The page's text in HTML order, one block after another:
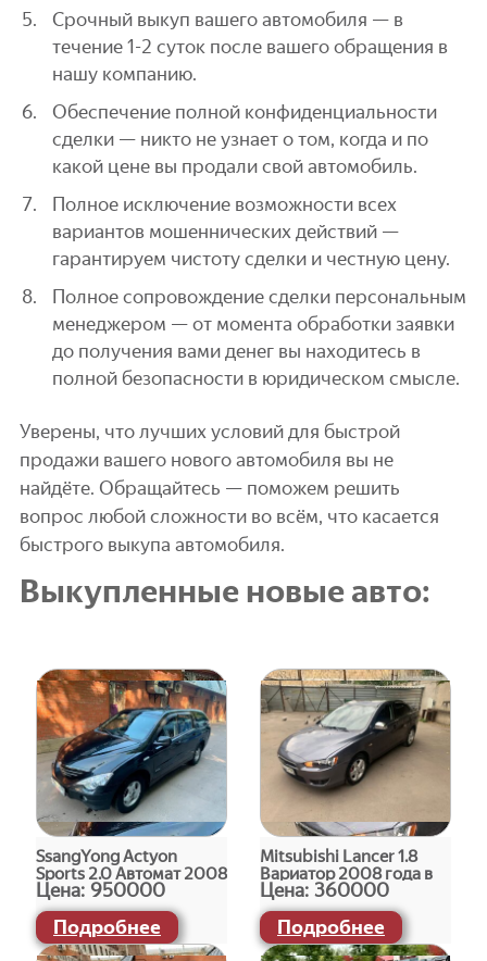
Срочный выкуп вашего автомобиля — в
течение 1-2 суток после вашего обращения в
нашу компанию.
Обеспечение полной конфиденциальности
сделки — никто не узнает о том, когда и по
какой цене вы продали свой автомобиль.
Полное исключение возможности всех
вариантов мошеннических действий —
гарантируем чистоту сделки и честную цену.
Полное сопровождение сделки персональным
менеджером — от момента обработки заявки
до получения вами денег вы находитесь в
полной безопасности в юридическом смысле.
Уверены, что лучших условий для быстрой
продажи вашего нового автомобиля вы не
найдёте. Обращайтесь — поможем решить
вопрос любой сложности во всём, что касается
быстрого выкупа автомобиля.
Выкупленные новые авто:
SsangYong Actyon
Sports 2.0 Автомат 2008
года в Боровичах
Цена: 950000
Подробнее
Mitsubishi Lancer 1.8
Вариатор 2008 года в
Боровичах
Цена: 360000
Подробнее